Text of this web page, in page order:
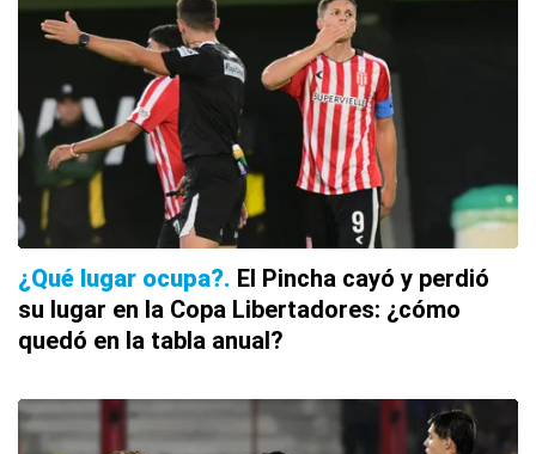
¿Qué lugar ocupa? El Pincha cayó y perdió
su lugar en la Copa Libertadores: ¿cómo
quedó en la tabla anual?